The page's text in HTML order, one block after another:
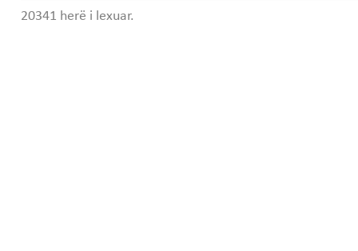
20341 herë i lexuar.